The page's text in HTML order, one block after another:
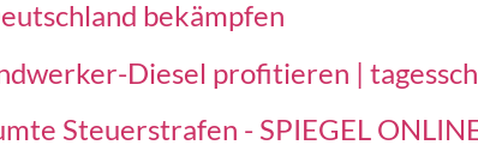
bekämpfen
Diesel profitieren |
Steuerstrafen - SPIEGEL